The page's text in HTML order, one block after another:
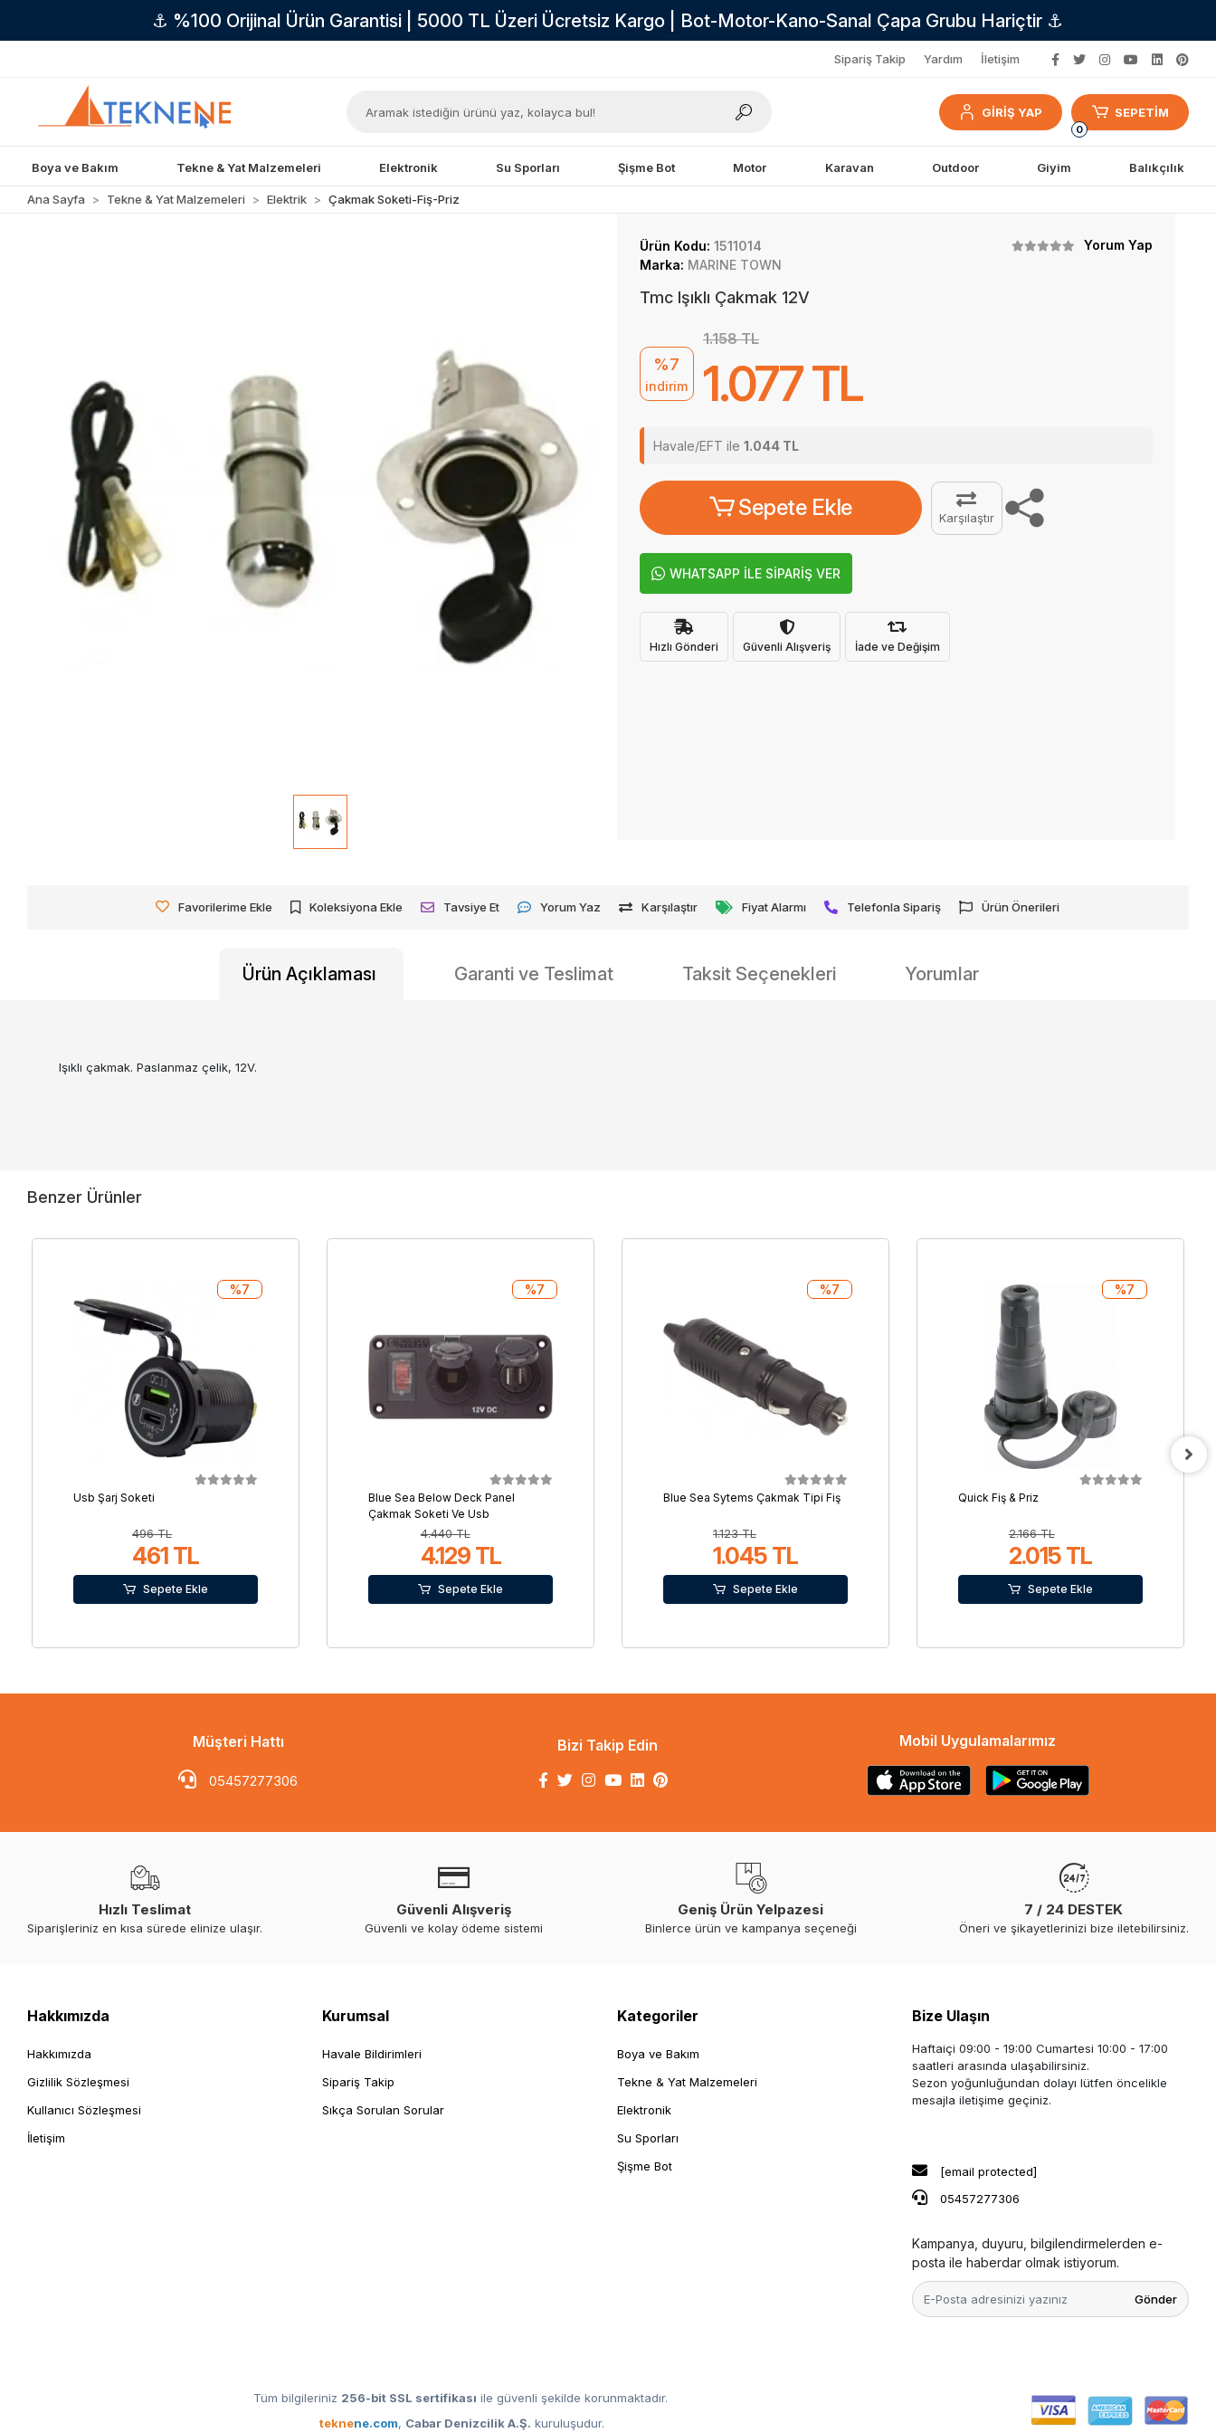
⚓ %100 Orijinal Ürün Garantisi | 5000 TL Üzeri Ücretsiz Kargo | Bot-Motor-Kano-Sanal Çapa Grubu Hariçtir ⚓
Sipariş Takip Yardım İletişim
GİRİŞ YAP
0
SEPETİM
Boya ve Bakım Tekne & Yat Malzemeleri Elektronik Su Sporları Şişme Bot Motor Karavan Outdoor Giyim Balıkçılık
Ana Sayfa Tekne & Yat Malzemeleri Elektrik Çakmak Soketi-Fiş-Priz
Ürün Kodu: 1511014
Yorum Yap
Marka: MARINE TOWN
Tmc Işıklı Çakmak 12V
%7
indirim
1.158 TL
1.077 TL
Havale/EFT ile 1.044 TL
Sepete Ekle Karşılaştır
WHATSAPP İLE SİPARİŞ VER
Hızlı Gönderi Güvenli Alışveriş İade ve Değişim
Favorilerime Ekle Koleksiyona Ekle Tavsiye Et Yorum Yaz Karşılaştır Fiyat Alarmı Telefonla Sipariş Ürün Önerileri
Ürün Açıklaması Garanti ve Teslimat Taksit Seçenekleri Yorumlar
Işıklı çakmak. Paslanmaz çelik, 12V.
Benzer Ürünler
Usb Şarj Soketi
496 TL
461 TL
%7
Sepete Ekle
Blue Sea Below Deck Panel
Çakmak Soketi Ve Usb
4.440 TL
4.129 TL
%7
Sepete Ekle
Blue Sea Sytems Çakmak Tipi Fiş
1.123 TL
1.045 TL
%7
Sepete Ekle
Quick Fiş & Priz
2.166 TL
2.015 TL
%7
Sepete Ekle
Müşteri Hattı
05457277306
Bizi Takip Edin Mobil Uygulamalarımız
Hızlı Teslimat
Siparişleriniz en kısa sürede elinize ulaşır.
Güvenli Alışveriş
Güvenli ve kolay ödeme sistemi
Geniş Ürün Yelpazesi
Binlerce ürün ve kampanya seçeneği
7 / 24 DESTEK
Öneri ve şikayetlerinizi bize iletebilirsiniz.
Hakkımızda
Hakkımızda
Gizlilik Sözleşmesi
Kullanıcı Sözleşmesi
İletişim
Kurumsal
Havale Bildirimleri
Sipariş Takip
Sıkça Sorulan Sorular
Kategoriler
Boya ve Bakım
Tekne & Yat Malzemeleri
Elektronik
Su Sporları
Şişme Bot
Bize Ulaşın
Haftaiçi 09:00 - 19:00 Cumartesi 10:00 - 17:00
saatleri arasında ulaşabilirsiniz.
Sezon yoğunluğundan dolayı lütfen öncelikle
mesajla iletişime geçiniz.
[email protected]
05457277306
Kampanya, duyuru, bilgilendirmelerden e-
posta ile haberdar olmak istiyorum.
Gönder
Tüm bilgileriniz 256-bit SSL sertifikası ile güvenli şekilde korunmaktadır.
teknene.com, Cabar Denizcilik A.Ş. kuruluşudur.